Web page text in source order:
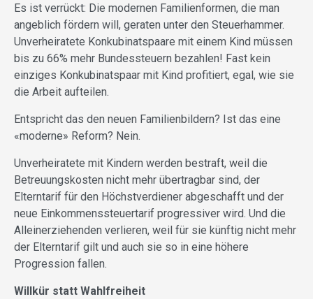
Es ist verrückt: Die modernen Familienformen, die man
angeblich fördern will, geraten unter den Steuerhammer.
Unverheiratete Konkubinatspaare mit einem Kind müssen
bis zu 66% mehr Bundessteuern bezahlen! Fast kein
einziges Konkubinatspaar mit Kind profitiert, egal, wie sie
die Arbeit aufteilen.
Entspricht das den neuen Familienbildern? Ist das eine
«moderne» Reform? Nein.
Unverheiratete mit Kindern werden bestraft, weil die
Betreuungskosten nicht mehr übertragbar sind, der
Elterntarif für den Höchstverdiener abgeschafft und der
neue Einkommenssteuertarif progressiver wird. Und die
Alleinerziehenden verlieren, weil für sie künftig nicht mehr
der Elterntarif gilt und auch sie so in eine höhere
Progression fallen.
Willkür statt Wahlfreiheit